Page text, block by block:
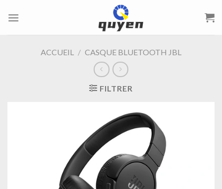
ACCUEIL / CASQUE BLUETOOTH JBL
FILTRER